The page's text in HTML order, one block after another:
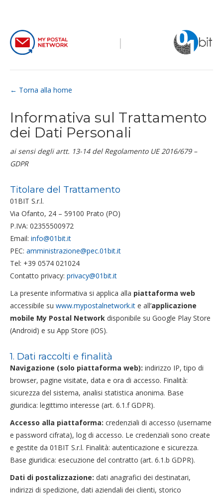
|
← Torna alla home
Informativa sul Trattamento
dei Dati Personali
ai sensi degli artt. 13-14 del Regolamento UE 2016/679 –
GDPR
Titolare del Trattamento
01BIT S.r.l.
Via Ofanto, 24 – 59100 Prato (PO)
P.IVA: 02355500972
Email: info@01bit.it
PEC: amministrazione@pec.01bit.it
Tel: +39 0574 021024
Contatto privacy: privacy@01bit.it
La presente informativa si applica alla piattaforma web
accessibile su www.mypostalnetwork.it e all’applicazione
mobile My Postal Network disponibile su Google Play Store
(Android) e su App Store (iOS).
1. Dati raccolti e finalità
Navigazione (solo piattaforma web): indirizzo IP, tipo di
browser, pagine visitate, data e ora di accesso. Finalità:
sicurezza del sistema, analisi statistica anonima. Base
giuridica: legittimo interesse (art. 6.1.f GDPR).
Accesso alla piattaforma: credenziali di accesso (username
e password cifrata), log di accesso. Le credenziali sono create
e gestite da 01BIT S.r.l. Finalità: autenticazione e sicurezza.
Base giuridica: esecuzione del contratto (art. 6.1.b GDPR).
Dati di postalizzazione: dati anagrafici dei destinatari,
indirizzi di spedizione, dati aziendali dei clienti, storico